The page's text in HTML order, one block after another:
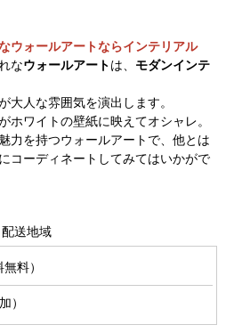
ウォールアートならインテリアル
なウォールアートは、 モダンインテ
大人な雰囲気を演出します。
ホワイトの壁紙に映えてオシャレ。
力を持つウォールアートで、他とは
コーディネートしてみてはいかがで
配送地域
料）
）